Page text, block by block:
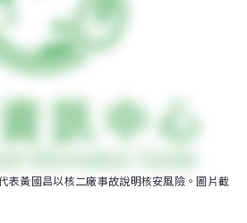
表黃國昌以核二廠事故說明核安風險。圖片截